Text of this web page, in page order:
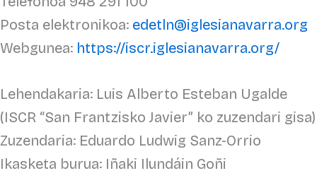
Posta elektronikoa: edetln@iglesianavarra.org
Webgunea: https://iscr.iglesianavarra.org/
Lehendakaria: Luis Alberto Esteban Ugalde
(ISCR “San Frantzisko Javier” ko zuzendari gisa)
Zuzendaria: Eduardo Ludwig Sanz-Orrio
Ikasketa burua: Iñaki Ilundáin Goñi